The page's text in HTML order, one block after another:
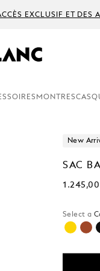
EXCLUSIF ET DES
MONTRES
New
SAC
1.245,00
Select a